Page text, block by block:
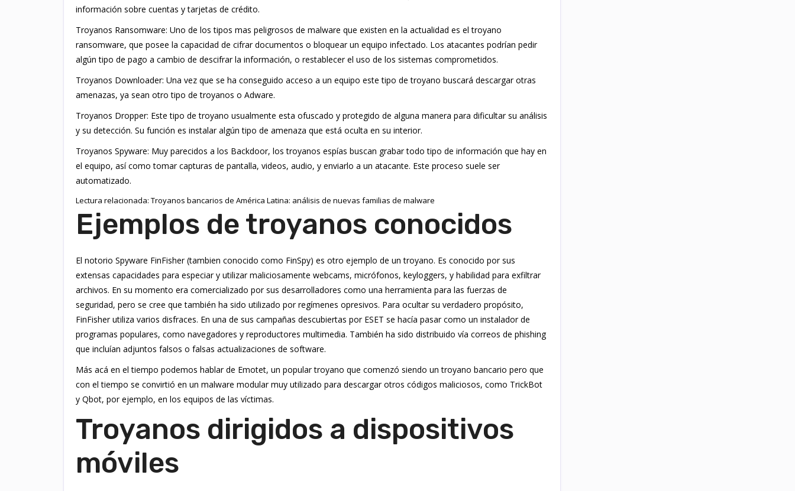
información sobre cuentas y tarjetas de crédito.
Troyanos Ransomware: Uno de los tipos mas peligrosos de malware que existen en la actualidad es el troyano
ransomware, que posee la capacidad de cifrar documentos o bloquear un equipo infectado. Los atacantes podrían pedir
algún tipo de pago a cambio de descifrar la información, o restablecer el uso de los sistemas comprometidos.
Troyanos Downloader: Una vez que se ha conseguido acceso a un equipo este tipo de troyano buscará descargar otras
amenazas, ya sean otro tipo de troyanos o Adware.
Troyanos Dropper: Este tipo de troyano usualmente esta ofuscado y protegido de alguna manera para dificultar su análisis
y su detección. Su función es instalar algún tipo de amenaza que está oculta en su interior.
Troyanos Spyware: Muy parecidos a los Backdoor, los troyanos espías buscan grabar todo tipo de información que hay en
el equipo, así como tomar capturas de pantalla, videos, audio, y enviarlo a un atacante. Este proceso suele ser
automatizado.
Lectura relacionada: Troyanos bancarios de América Latina: análisis de nuevas familias de malware
Ejemplos de troyanos conocidos
El notorio Spyware FinFisher (tambien conocido como FinSpy) es otro ejemplo de un troyano. Es conocido por sus
extensas capacidades para especiar y utilizar maliciosamente webcams, micrófonos, keyloggers, y habilidad para exfiltrar
archivos. En su momento era comercializado por sus desarrolladores como una herramienta para las fuerzas de
seguridad, pero se cree que también ha sido utilizado por regímenes opresivos. Para ocultar su verdadero propósito,
FinFisher utiliza varios disfraces. En una de sus campañas descubiertas por ESET se hacía pasar como un instalador de
programas populares, como navegadores y reproductores multimedia. También ha sido distribuido vía correos de phishing
que incluían adjuntos falsos o falsas actualizaciones de software.
Más acá en el tiempo podemos hablar de Emotet, un popular troyano que comenzó siendo un troyano bancario pero que
con el tiempo se convirtió en un malware modular muy utilizado para descargar otros códigos maliciosos, como TrickBot
y Qbot, por ejemplo, en los equipos de las víctimas.
Troyanos dirigidos a dispositivos
móviles